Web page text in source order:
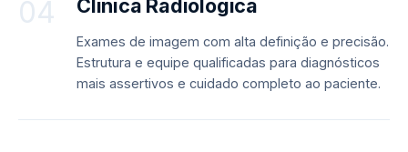
04 Clínica Radiológica
Exames de imagem com alta definição e precisão.
Estrutura e equipe qualificadas para diagnósticos
mais assertivos e cuidado completo ao paciente.